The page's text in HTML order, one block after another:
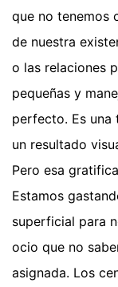
que no tenemos
de nuestra
o las relaciones
pequeñas y
perfecto. Es una
un resultado
Pero esa
Estamos
superficial para
ocio que no
asignada. Los